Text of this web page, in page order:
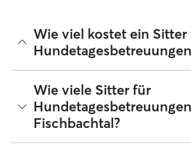
Wie viel kostet ein Sitter
Sitter können ihre Preise bei Rover
durchschnittlichen Kosten für einen
Tagesbetreuungen bei Rover in
August 2026 etwa 28 pro Tag,
Wie viele Sitter für
Fischbachtal?